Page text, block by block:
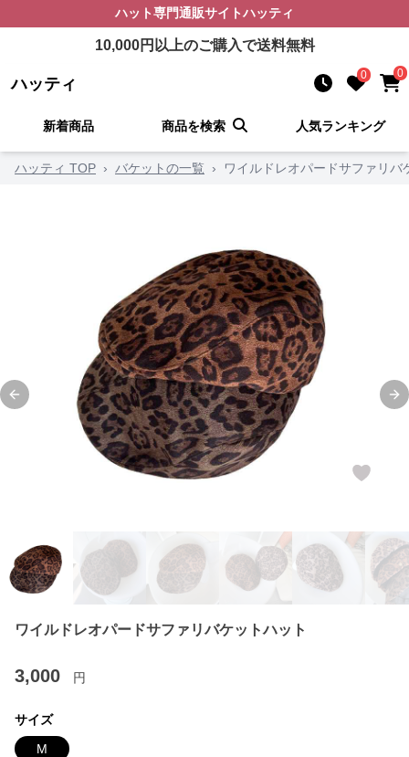
ハット専門通販サイトハッティ
10,000円以上のご購入で送料無料
ハッティ 0 0
新着商品 商品を検索 人気ランキング
ハッティ TOP › バケットの一覧 › ワイルドレオパードサファリバ
Previous slide
ワイルドレオパードサファリバケットハット
3,000 円
サイズ
M